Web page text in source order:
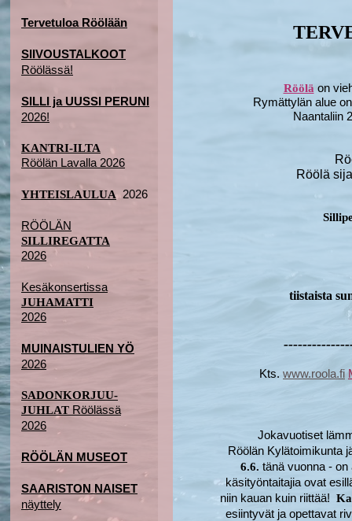
Röölä on
Rymättylän alue
Naantaliin
Röölä
tiistaista
Kts. www.roola.fi
Jokavuotiset
Röölän Kylätoimikunta
6.6. tänä vuonna -
käsityöntaitajia ovat
niin kauan kuin riittää!
esiintyvät ja opettavat
Tervetuloa Röölään
SIIVOUSTALKOOT
Röölässä!
SILLI ja UUSSI PERUNI
2026!
KANTRI-ILTA
Röölän Lavalla 2026
YHTEISLAULUA 2026
RÖÖLÄN
SILLIREGATTA
2026
Kesäkonsertissa
JUHAMATTI
2026
MUINAISTULIEN YÖ
2026
SADONKORJUU-
JUHLAT Röölässä
2026
RÖÖLÄN MUSEOT
SAARISTON NAISET
näyttely